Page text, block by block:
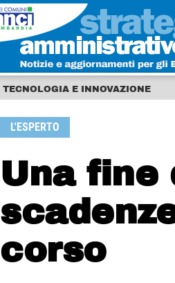
TECNOLOGIA E INNOVAZIONE
L'ESPERTO
Una fine
corso